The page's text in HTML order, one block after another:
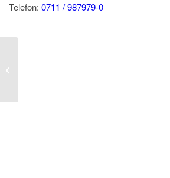
Telefon: 0711 / 987979-0